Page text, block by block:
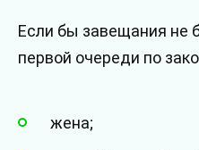
Если бы завещания не
первой очереди по
жена;